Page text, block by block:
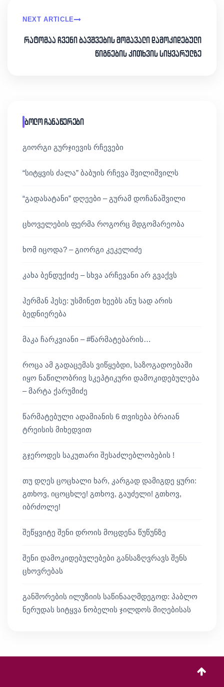
NEXT ARTICLE
რატომაა ჩვენი ბავშვების მომავალი დამოკიდებული
წიგნების კითხვის სიყვარულზე
ბოლო ჩანაწერები
გიორგი გურჯიევის რჩევები
“სიტყვის ძალა” ბაბუის რჩევა შვილიშვილს
“გადასატანი” დღეები – გურამ დოჩანაშვილი
ცხოველების ფერმა როგორც მდგომარეობა
ხომ იცოდა? – გიორგი კეკელიძე
კახა ბენდუქიძე – სხვა არჩევანი არ გვაქვს
ჰერმან ჰესე: უსმინეთ ხეებს ანუ სად არის
ბედნიერება
მაკა ჩარკვიანი – #წარმატებარის…
როცა ამ გადაცემას ვიწყებდი, საზოგადოებაში
იყო ნაწილობრივ სკეპტიკური დამოკიდებულება
– მარტა ქარუმიძე
წარმატებული ადამიანის 6 თვისება ბრაიან
ტრეისის მიხედვით
გჯეროდეს საკუთარი შესაძლებლობების !
თუ დღეს ცოცხალი ხარ, კარგად დამიგდე ყური:
გთხოვ, იცოცხლე! გთხოვ, გაუძელი! გთხოვ,
იბრძოლე!
შეწყვიტე შენი დროის მოცდენა წუწუნზე
შენი დამოკიდებულებები განსაზღვრავს შენს
ცხოვრებას
განშორების ილუზიის საწინააღმდეგოდ: პაბლო
ნერუდას სიტყვა ნობელის ჯილდოს მიღებისას